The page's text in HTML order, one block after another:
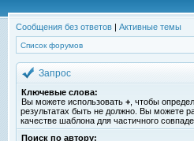
Сообщения без ответов | Активные темы
Список форумов
Запрос
Ключевые слова:
Вы можете использовать + , чтобы
результатах быть не должно. Вы можете
качестве шаблона для частичного
Поиск по автору: